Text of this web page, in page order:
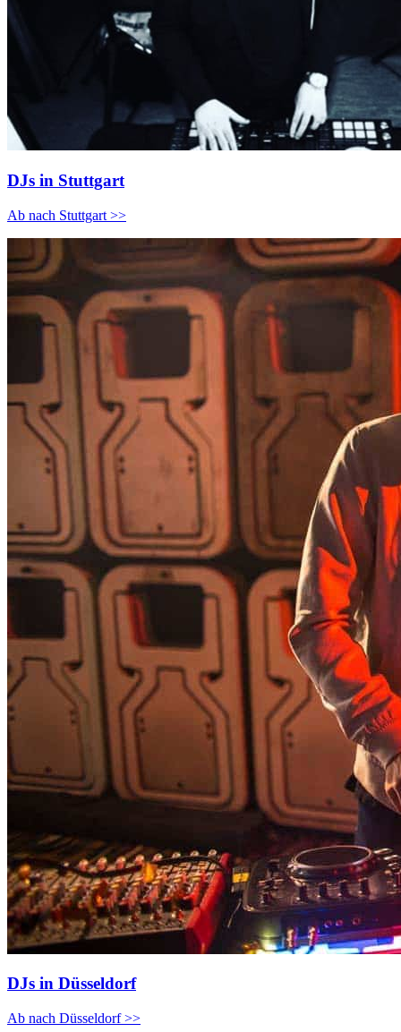
DJs in Stuttgart
Ab nach Stuttgart >>
DJs in Düsseldorf
Ab nach Düsseldorf >>